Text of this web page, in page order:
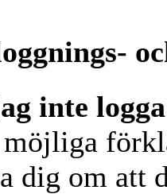
inte
dig om att